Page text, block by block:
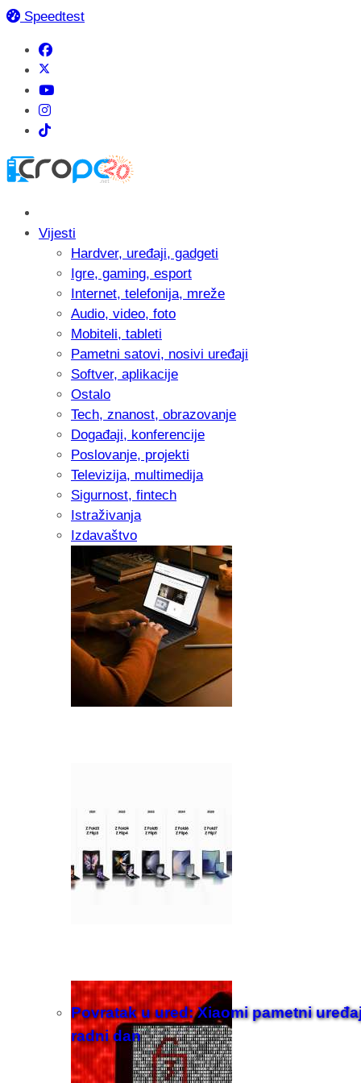
Speedtest
Vijesti
Hardver, uređaji, gadgeti
Igre, gaming, esport
Internet, telefonija, mreže
Audio, video, foto
Mobiteli, tableti
Pametni satovi, nosivi uređaji
Softver, aplikacije
Ostalo
Tech, znanost, obrazovanje
Događaji, konferencije
Poslovanje, projekti
Televizija, multimedija
Sigurnost, fintech
Istraživanja
Izdavaštvo
Povratak u ured: Xiaomi pametni
radni dan